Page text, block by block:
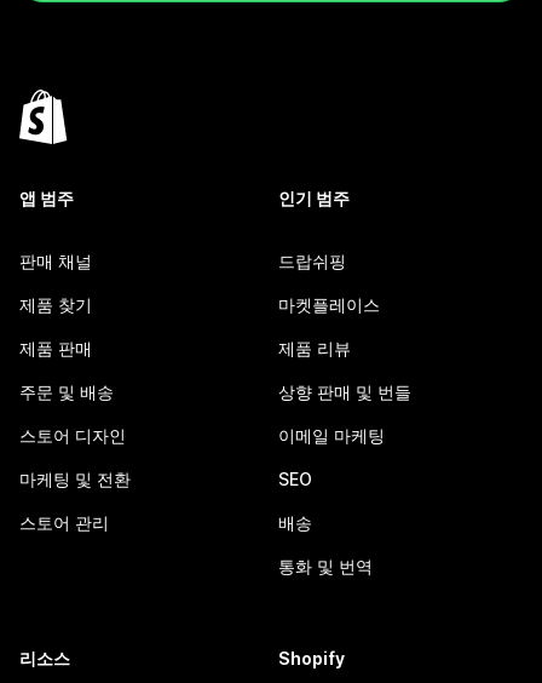
앱 범주
판매 채널
제품 찾기
제품 판매
주문 및 배송
스토어 디자인
마케팅 및 전환
스토어 관리
인기 범주
드랍쉬핑
마켓플레이스
제품 리뷰
상향 판매 및 번들
이메일 마케팅
SEO
배송
통화 및 번역
리소스 Shopify